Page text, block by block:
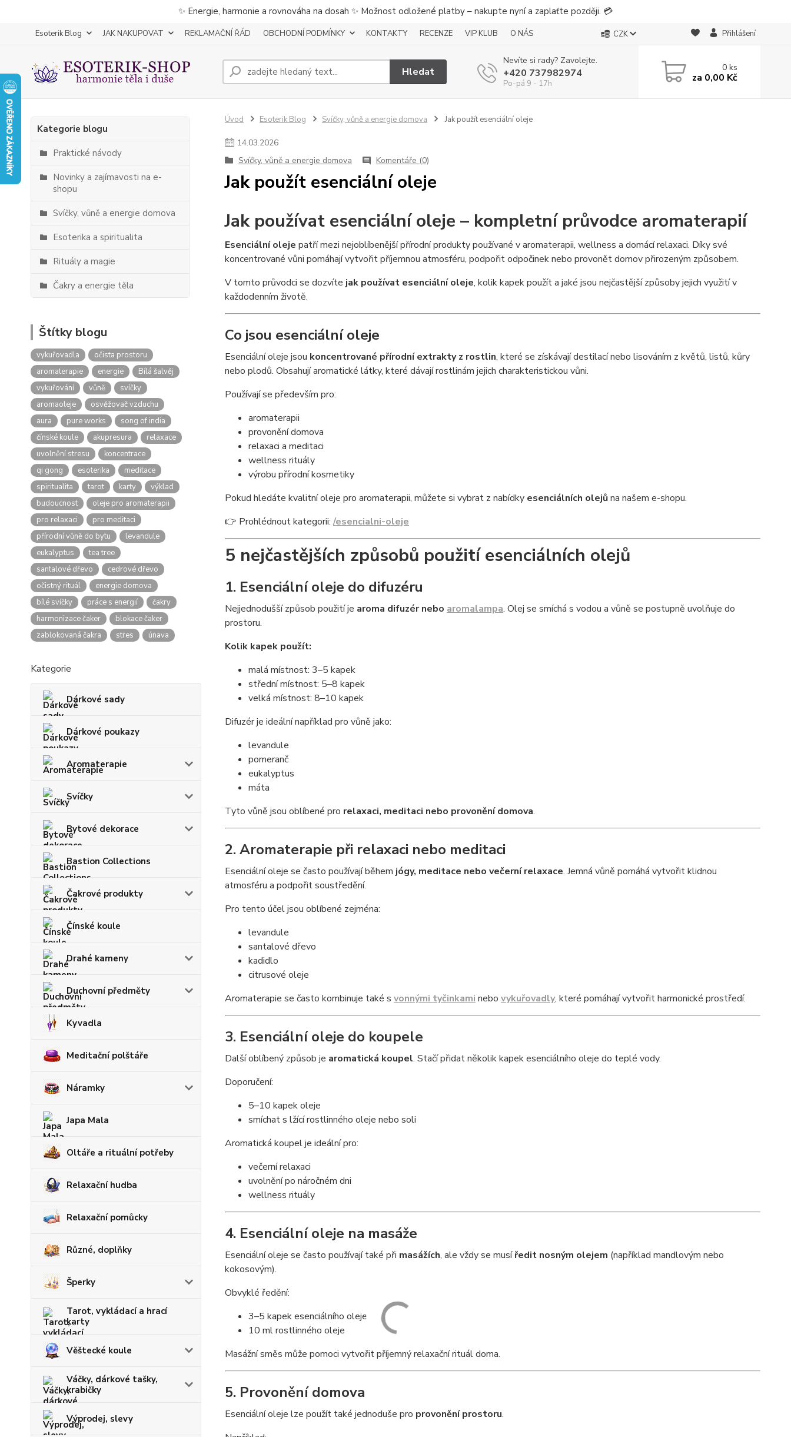
✨ Energie, harmonie a rovnováha na dosah ✨ Možnost odložené platby – nakupte nyní a zaplaťte později. 💳
Esoterik Blog JAK NAKUPOVAT REKLAMAČNÍ ŘÁD OBCHODNÍ PODMÍNKY KONTAKTY RECENZE VIP KLUB O NÁS CZK Přihlášení
Hledat
Nevíte si rady? Zavolejte.
+420 737982974
Po-pá 9 - 17h
0ks
za 0,00 Kč
Kategorie blogu
Praktické návody
Novinky a zajímavosti na e-
shopu
Svíčky, vůně a energie domova
Esoterika a spiritualita
Rituály a magie
Čakry a energie těla
Štítky blogu
vykuřovadla
očista prostoru
aromaterapie
energie
Bílá šalvěj
vykuřování
vůně
svíčky
aromaoleje
osvěžovač vzduchu
aura
pure works
song of india
čínské koule
akupresura
relaxace
uvolnění stresu
koncentrace
qi gong
esoterika
meditace
spiritualita
tarot karty
výklad
budoucnost
oleje pro aromaterapii
pro relaxaci
pro meditaci
přírodní vůně do bytu
levandule
eukalyptus
tea tree
santalové dřevo
cedrové dřevo
očistný rituál
energie domova
bílé svíčky
práce s energií
čakry
harmonizace čaker
blokace čaker
zablokovaná čakra
stres únava
Kategorie
Dárkové sady
Dárkové poukazy
Aromaterapie
Svíčky
Bytové dekorace
Bastion Collections
Čakrové produkty
Čínské koule
Drahé kameny
Duchovní předměty
Kyvadla
Meditační polštáře
Náramky
Japa Mala
Oltáře a rituální potřeby
Relaxační hudba
Relaxační pomůcky
Různé, doplňky
Šperky
Tarot, vykládací a hrací
karty
Věštecké koule
Váčky, dárkové tašky,
krabičky
Výprodej, slevy
Úvod Esoterik Blog Svíčky, vůně a energie domova Jak použít esenciální oleje
14.03.2026
Svíčky, vůně a energie domova
Komentáře (0)
Jak použít esenciální oleje
Jak používat esenciální oleje – kompletní průvodce aromaterapií
Esenciální oleje patří mezi nejoblíbenější přírodní produkty používané v aromaterapii, wellness a domácí relaxaci. Díky své
koncentrované vůni pomáhají vytvořit příjemnou atmosféru, podpořit odpočinek nebo provonět domov přirozeným způsobem.
V tomto průvodci se dozvíte jak používat esenciální oleje, kolik kapek použít a jaké jsou nejčastější způsoby jejich využití v
každodenním životě.
Co jsou esenciální oleje
Esenciální oleje jsou koncentrované přírodní extrakty z rostlin, které se získávají destilací nebo lisováním z květů, listů, kůry
nebo plodů. Obsahují aromatické látky, které dávají rostlinám jejich charakteristickou vůni.
Používají se především pro:
aromaterapii
provonění domova
relaxaci a meditaci
wellness rituály
výrobu přírodní kosmetiky
Pokud hledáte kvalitní oleje pro aromaterapii, můžete si vybrat z nabídky esenciálních olejůna našem e-shopu.
👉 Prohlédnout kategorii: /esencialni-oleje
5 nejčastějších způsobů použití esenciálních olejů
1. Esenciální oleje do difuzéru
Nejjednodušší způsob použití je aroma difuzér nebo aromalampa. Olej se smíchá s vodou a vůně se postupně uvolňuje do
prostoru.
Kolik kapek použít:
malá místnost: 3–5 kapek
střední místnost: 5–8 kapek
velká místnost: 8–10 kapek
Difuzér je ideální například pro vůně jako:
levandule
pomeranč
eukalyptus
máta
Tyto vůně jsou oblíbené pro relaxaci, meditaci nebo provonění domova.
2. Aromaterapie při relaxaci nebo meditaci
Esenciální oleje se často používají během jógy, meditace nebo večerní relaxace. Jemná vůně pomáhá vytvořit klidnou
atmosféru a podpořit soustředění.
Pro tento účel jsou oblíbené zejména:
levandule
santalové dřevo
kadidlo
citrusové oleje
Aromaterapie se často kombinuje také s vonnými tyčinkami nebo vykuřovadly, které pomáhají vytvořit harmonické prostředí.
3. Esenciální oleje do koupele
Další oblíbený způsob je aromatická koupel. Stačí přidat několik kapek esenciálního oleje do teplé vody.
Doporučení:
5–10 kapek oleje
smíchat s lžící rostlinného oleje nebo soli
Aromatická koupel je ideální pro:
večerní relaxaci
uvolnění po náročném dni
wellness rituály
4. Esenciální oleje na masáže
Esenciální oleje se často používají také při masážích, ale vždy se musíředit nosným olejem (například mandlovým nebo
kokosovým).
Obvyklé ředění:
3–5 kapek esenciálního oleje
10 ml rostlinného oleje
Masážní směs může pomoci vytvořit příjemný relaxační rituál doma.
5. Provonění domova
Esenciální oleje lze použít také jednoduše pro provonění prostoru.